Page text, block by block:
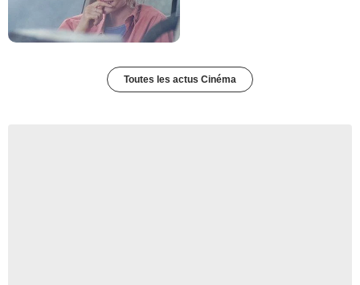
Toutes les actus Cinéma